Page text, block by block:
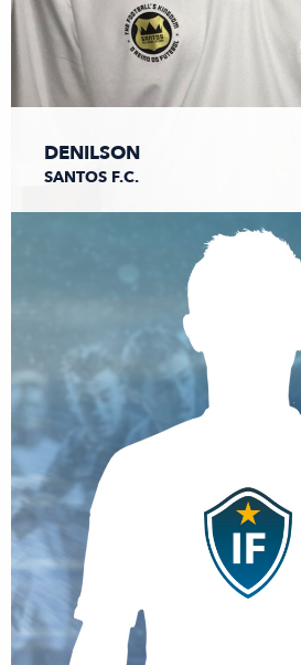
DENILSON
SANTOS F.C.